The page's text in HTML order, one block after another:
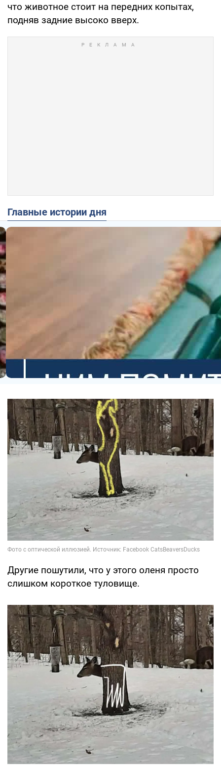
что животное стоит на передних копытах,
подняв задние высоко вверх.
Главные истории дня
Другие пошутили, что у этого оленя просто
слишком короткое туловище.